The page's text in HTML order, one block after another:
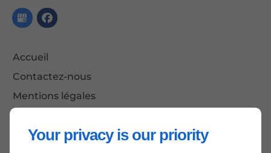
Your privacy is our priority
Accueil
Contactez-nous
Mentions légales